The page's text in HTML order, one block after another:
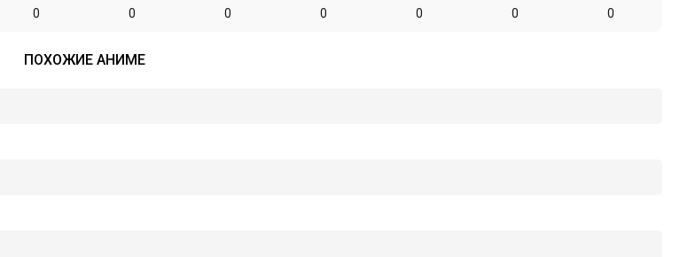
0 0 0 0 0 0 0
ПОХОЖИЕ АНИМЕ